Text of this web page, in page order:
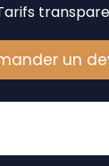
un